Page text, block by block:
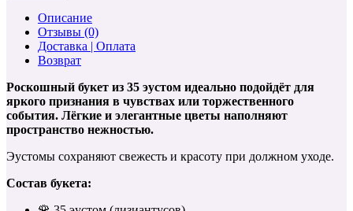
Описание
Отзывы (0)
Доставка | Оплата
Возврат
Роскошный букет из 35 эустом идеально подойдёт для
яркого признания в чувствах или торжественного
события. Лёгкие и элегантные цветы наполняют
пространство нежностью.
Эустомы сохраняют свежесть и красоту при должном уходе.
Состав букета: